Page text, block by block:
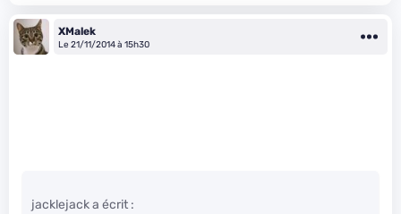
XMalek
Le 21/11/2014 à 15h30
jacklejack a écrit :